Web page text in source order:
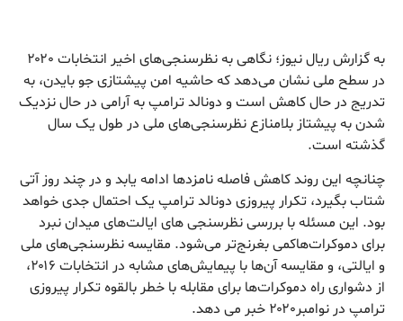
به گزارش ریال نیوز؛ نگاهی به نظرسنجی‌های اخیر انتخابات ۲۰۲۰
در سطح ملی نشان می‌دهد که حاشیه امن پیشتازی جو بایدن، به
تدریج در حال کاهش است و دونالد ترامپ به آرامی در حال نزدیک
شدن به پیشتاز بلامنازع نظرسنجی‌های ملی در طول یک سال
گذشته است.
چنانچه این روند کاهش فاصله نامزدها ادامه یابد و در چند روز آتی
شتاب بگیرد، تکرار پیروزی دونالد ترامپ یک احتمال جدی خواهد
بود. این مسئله با بررسی نظرسنجی های ایالت‌های میدان نبرد
برای دموکرات‌هاکمی بغرنج‌تر می‌شود. مقایسه نظرسنجی‌های ملی
و ایالتی، و مقایسه آن‌ها با پیمایش‌های مشابه در انتخابات ۲۰۱۶،
از دشواری راه دموکرات‌ها برای مقابله با خطر بالقوه تکرار پیروزی
ترامپ در نوامبر۲۰۲۰ خبر می دهد.